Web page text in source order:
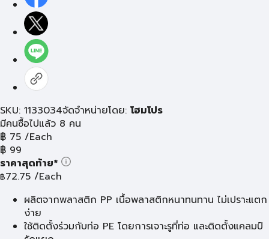
SKU: 1133034จัดจำหน่ายโดย: โฮมโปร
มีคนซื้อไปแล้ว 8 คน
฿ 75 /Each
฿ 99
ราคาสุดท้าย*
฿72.75 /Each
ผลิตจากพลาสติก PP เนื้อพลาสติกหนาทนทาน ไม่เปราะแตก
ง่าย
ใช้ติดตั้งร่วมกับท่อ PE โดยการเจาะรูที่ท่อ และติดตั้งแคลมป์